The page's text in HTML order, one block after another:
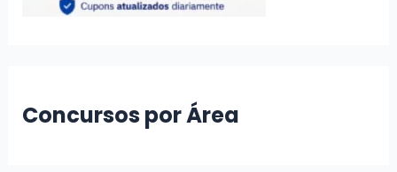
Concursos por Área